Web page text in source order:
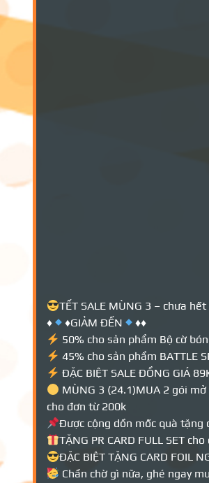
TẾT SALE MÙNG 3 – chưa
♦️
♦️GIẢM ĐẾN ♦️♦️
50% cho sản phẩm Bộ cờ
45% cho sản phẩm BATTLE
ĐẶC BIỆT SALE ĐỒNG GIÁ
MÙNG 3 (24.1)MUA 2 gói
cho đơn từ 200k
Được cộng dồn mốc quà tặng
TẶNG PR CARD FULL SET
ĐẶC BIỆT TẶNG CARD FOIL
Chần chờ gì nữa, ghé ngay